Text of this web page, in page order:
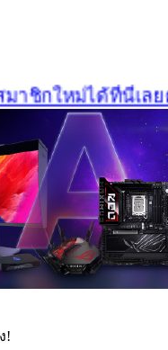
กใหม่ได้ที่นี่เลยค
!